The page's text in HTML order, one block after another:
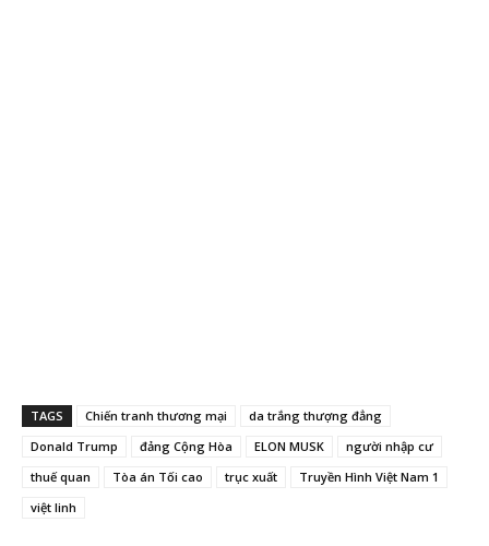
TAGS Chiến tranh thương mại
da trắng thượng đẳng
Donald Trump
đảng Cộng Hòa ELON MUSK
người nhập cư
thuế quan
Tòa án Tối cao trục xuất
Truyền Hình Việt Nam 1
việt linh